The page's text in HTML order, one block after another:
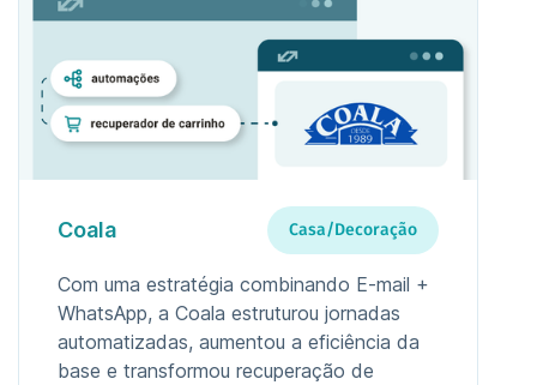
Coala Casa/Decoração
Com uma estratégia combinando E-mail +
WhatsApp, a Coala estruturou jornadas
automatizadas, aumentou a eficiência da
base e transformou recuperação de